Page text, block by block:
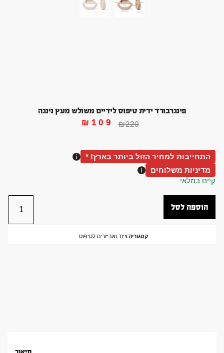
פינגרבורד ידית טיפוס לידיים משולש מעץ נינגה
₪220
₪ 109
התחייבות למחיר הזול ביותר בארץ! *
מדיניות משלוחים
קיים במלאי
הוספה לסל
קטגוריה ציוד ואביזרים לטיפוס